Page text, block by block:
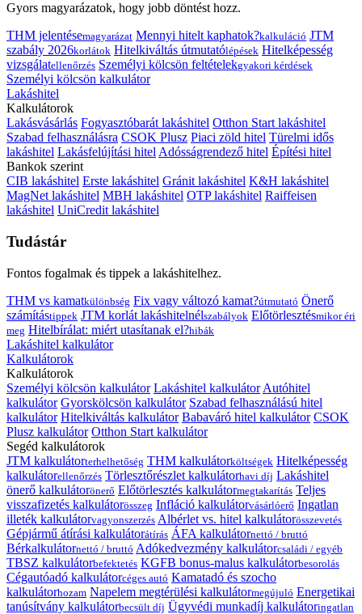
Gyors magyarázatok, hogy jobb döntést hozz.
THM jelentésemagyarázat Mennyi hitelt kaphatok?kalkuláció JTM
szabály 2026korlátok Hitelkiváltás útmutatólépések Hitelképesség
vizsgálatellenőrzés Személyi kölcsön feltételekgyakori kérdések
Személyi kölcsön kalkulátor
Lakáshitel
Kalkulátorok
Lakásvásárlás Fogyasztóbarát lakáshitel Otthon Start lakáshitel
Szabad felhasználásra CSOK Plusz Piaci zöld hitel Türelmi idős
lakáshitel Lakásfelújítási hitelAdósságrendező hitel Építési hitel
Bankok szerint
CIB lakáshitel Erste lakáshitel Gránit lakáshitel K&H lakáshitel
MagNet lakáshitel MBH lakáshitel OTP lakáshitel Raiffeisen
lakáshitel UniCredit lakáshitel
Tudástár
Fontos fogalmak és tippek a lakáshitelhez.
THM vs kamatkülönbség Fix vagy változó kamat?útmutató Önerő
számítástippek JTM korlát lakáshitelnélszabályok Előtörlesztésmikor éri
meg Hitelbírálat: miért utasítanak el?hibák
Lakáshitel kalkulátor
Kalkulátorok
Kalkulátorok
Személyi kölcsön kalkulátor Lakáshitel kalkulátor Autóhitel
kalkulátor Gyorskölcsön kalkulátor Szabad felhasználású hitel
kalkulátor Hitelkiváltás kalkulátor Babaváró hitel kalkulátor CSOK
Plusz kalkulátor Otthon Start kalkulátor
Segéd kalkulátorok
JTM kalkulátorterhelhetőség THM kalkulátorköltségek Hitelképesség
kalkulátorellenőrzés Törlesztőrészlet kalkulátorhavi díj Lakáshitel
önerő kalkulátorönerő Előtörlesztés kalkulátormegtakarítás Teljes
visszafizetés kalkulátorösszeg Infláció kalkulátorvásárlóerő Ingatlan
illeték kalkulátorvagyonszerzés Albérlet vs. hitel kalkulátorösszevetés
Gépjármű átírási kalkulátorátírás ÁFA kalkulátornettó / bruttó
Bérkalkulátornettó / bruttó Adókedvezmény kalkulátorcsaládi / egyéb
TBSZ kalkulátorbefektetés KGFB bonus-malus kalkulátorbesorolás
Cégautóadó kalkulátorcéges autó Kamatadó és szocho
kalkulátorhozam Napelem megtérülési kalkulátormegújuló Energetikai
tanúsítvány kalkulátorbecsült díj Ügyvédi munkadíj kalkulátoringatlan